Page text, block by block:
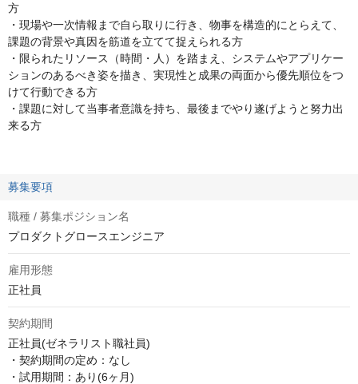
方
・現場や一次情報まで自ら取りに行き、物事を構造的にとらえて、
課題の背景や真因を筋道を立てて捉えられる方
・限られたリソース（時間・人）を踏まえ、システムやアプリケー
ションのあるべき姿を描き、実現性と成果の両面から優先順位をつ
けて行動できる方
・課題に対して当事者意識を持ち、最後までやり遂げようと努力出
来る方
募集要項
職種 / 募集ポジション名
プロダクトグロースエンジニア
雇用形態
正社員
契約期間
正社員(ゼネラリスト職社員)
・契約期間の定め：なし
・試用期間：あり(6ヶ月)